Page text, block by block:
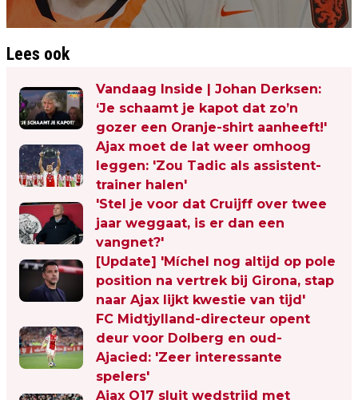
Lees ook
Vandaag Inside | Johan Derksen:
‘Je schaamt je kapot dat zo’n
gozer een Oranje-shirt aanheeft!'
Ajax moet de lat weer omhoog
leggen: 'Zou Tadic als assistent-
trainer halen'
'Stel je voor dat Cruijff over twee
jaar weggaat, is er dan een
vangnet?'
[Update] 'Míchel nog altijd op pole
position na vertrek bij Girona, stap
naar Ajax lijkt kwestie van tijd'
FC Midtjylland-directeur opent
deur voor Dolberg en oud-
Ajacied: 'Zeer interessante
spelers'
Ajax O17 sluit wedstrijd met